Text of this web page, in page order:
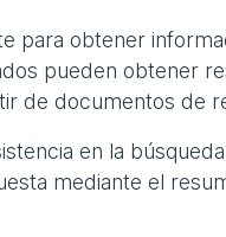
para obtener
pueden obtener
de documentos de
en la
mediante el